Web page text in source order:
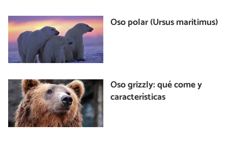
Oso polar (Ursus maritimus)
Oso grizzly: qué come y
características